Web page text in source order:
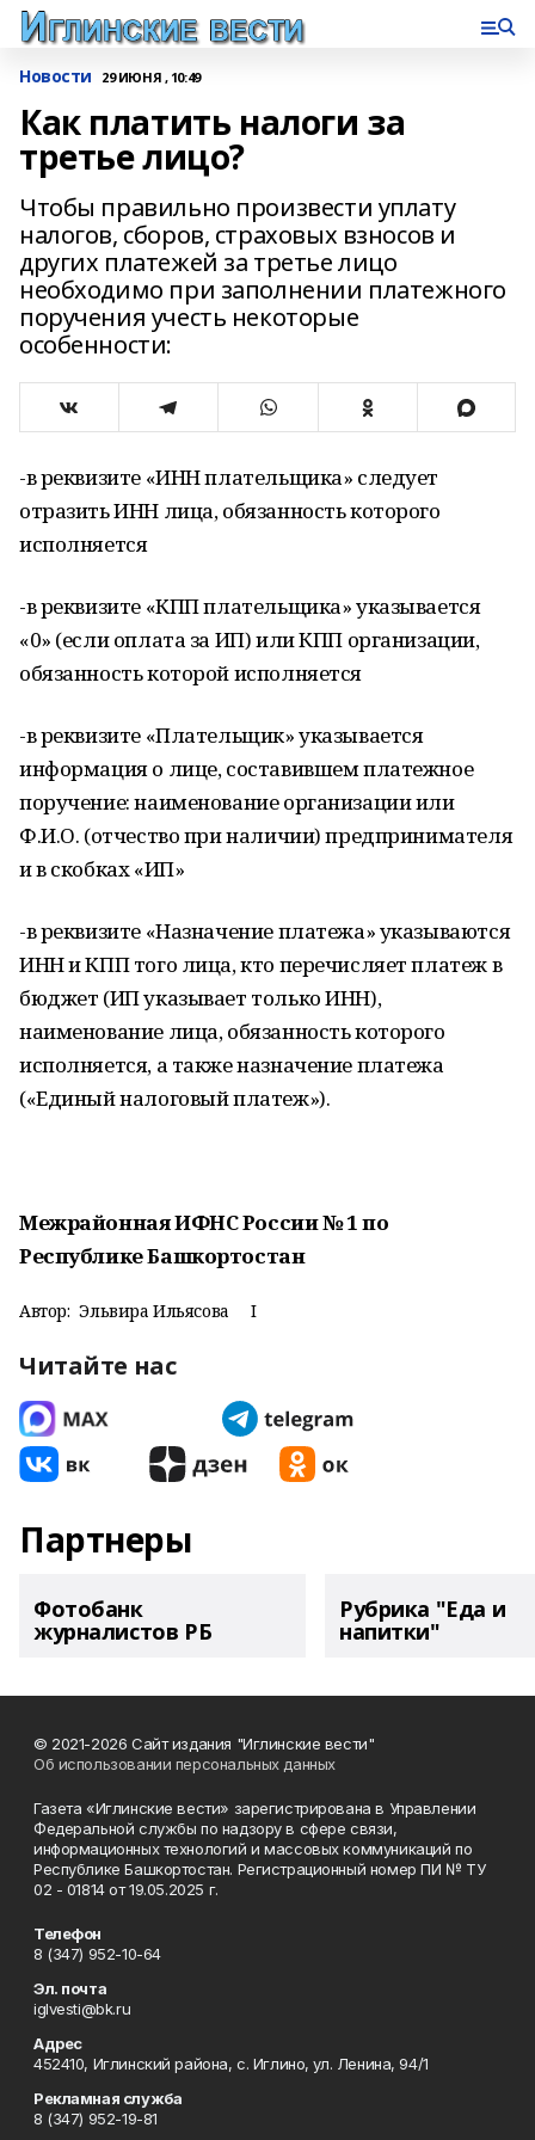
Новости 29 ИЮНЯ , 10:49
Как платить налоги за
третье лицо?
Чтобы правильно произвести уплату
налогов, сборов, страховых взносов и
других платежей за третье лицо
необходимо при заполнении платежного
поручения учесть некоторые
особенности:
-в реквизите «ИНН плательщика» следует
отразить ИНН лица, обязанность которого
исполняется
-в реквизите «КПП плательщика» указывается
«0» (если оплата за ИП) или КПП организации,
обязанность которой исполняется
-в реквизите «Плательщик» указывается
информация о лице, составившем платежное
поручение: наименование организации или
Ф.И.О. (отчество при наличии) предпринимателя
и в скобках «ИП»
-в реквизите «Назначение платежа» указываются
ИНН и КПП того лица, кто перечисляет платеж в
бюджет (ИП указывает только ИНН),
наименование лица, обязанность которого
исполняется, а также назначение платежа
(«Единый налоговый платеж»).
Межрайонная ИФНС России № 1 по
Республике Башкортостан
Автор: Эльвира Ильясова I
Читайте нас
Партнеры
Фотобанк
журналистов РБ
Рубрика "Еда и
напитки"
© 2021-2026 Сайт издания "Иглинские вести"
Об использовании персональных данных
Газета «Иглинские вести» зарегистрирована в Управлении
Федеральной службы по надзору в сфере связи,
информационных технологий и массовых коммуникаций по
Республике Башкортостан. Регистрационный номер ПИ № ТУ
02 - 01814 от 19.05.2025 г.
Телефон
8 (347) 952-10-64
Эл. почта
iglvesti@bk.ru
Адрес
452410, Иглинский района, с. Иглино, ул. Ленина, 94/1
Рекламная служба
8 (347) 952-19-81